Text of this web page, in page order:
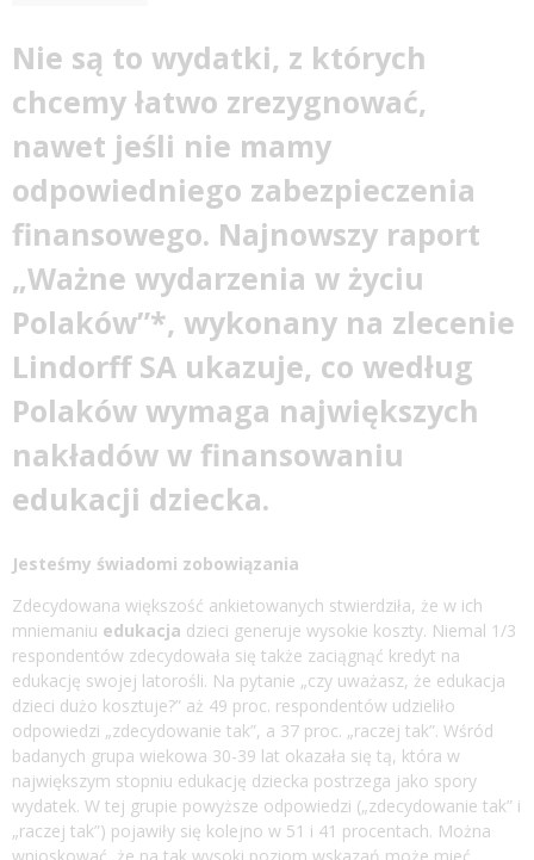
Nie są to wydatki, z których
chcemy łatwo zrezygnować,
nawet jeśli nie mamy
odpowiedniego zabezpieczenia
finansowego. Najnowszy raport
„Ważne wydarzenia w życiu
Polaków”*, wykonany na zlecenie
Lindorff SA ukazuje, co według
Polaków wymaga największych
nakładów w finansowaniu
edukacji dziecka.
Jesteśmy świadomi zobowiązania
Zdecydowana większość ankietowanych stwierdziła, że w ich
mniemaniu edukacja dzieci generuje wysokie koszty. Niemal 1/3
respondentów zdecydowała się także zaciągnąć kredyt na
edukację swojej latorośli. Na pytanie „czy uważasz, że edukacja
dzieci dużo kosztuje?” aż 49 proc. respondentów udzieliło
odpowiedzi „zdecydowanie tak”, a 37 proc. „raczej tak”. Wśród
badanych grupa wiekowa 30-39 lat okazała się tą, która w
największym stopniu edukację dziecka postrzega jako spory
wydatek. W tej grupie powyższe odpowiedzi („zdecydowanie tak” i
„raczej tak”) pojawiły się kolejno w 51 i 41 procentach. Można